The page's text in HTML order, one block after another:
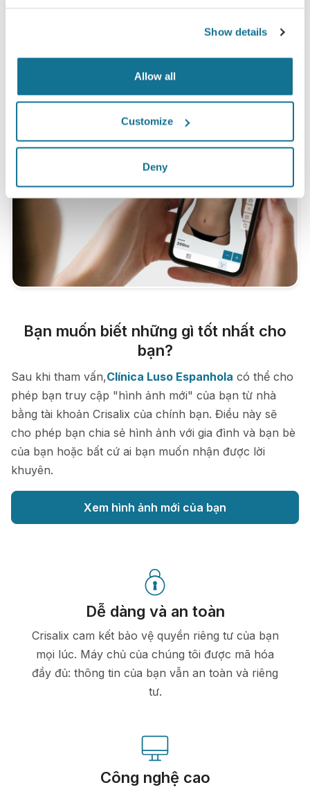
Show details
Allow all
Customize
Deny
ngực đã trải qua phẫu thuật từ tháng 5 năm 2010 đến tháng 9
Bạn muốn biết những gì tốt nhất cho
bạn?
Sau khi tham vấn,Clínica Luso Espanhola có thể cho
phép bạn truy cập "hình ảnh mới" của bạn từ nhà
bằng tài khoản Crisalix của chính bạn. Điều này sẽ
cho phép bạn chia sẻ hình ảnh với gia đình và bạn bè
của bạn hoặc bất cứ ai bạn muốn nhận được lời
khuyên.
Xem hình ảnh mới của bạn
Dễ dàng và an toàn
Crisalix cam kết bảo vệ quyền riêng tư của bạn
mọi lúc. Máy chủ của chúng tôi được mã hóa
đầy đủ: thông tin của bạn vẫn an toàn và riêng
tư.
Công nghệ cao